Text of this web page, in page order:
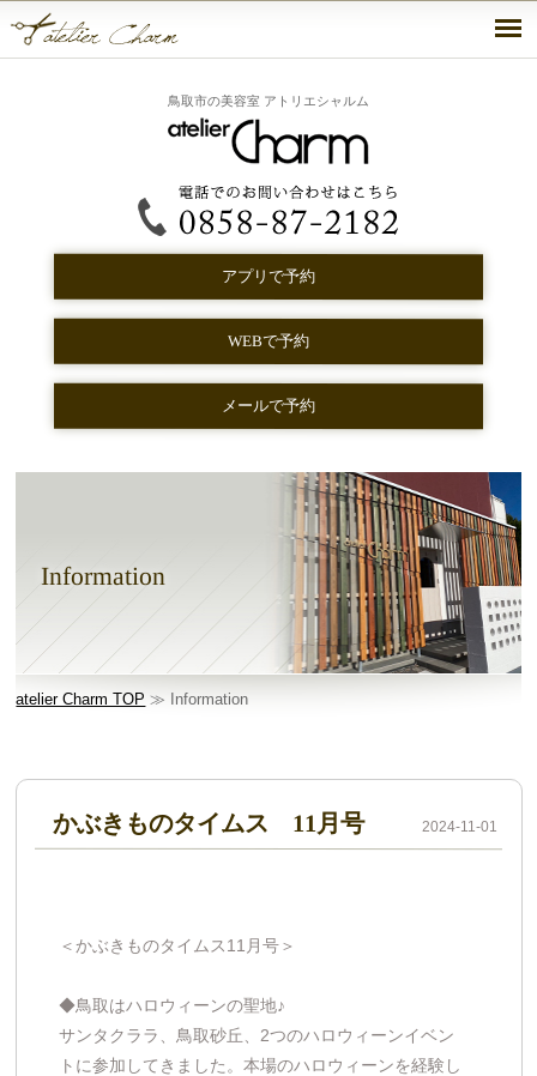
鳥取市の美容室 アトリエシャルム
アプリで予約
WEBで予約
メールで予約
Information
atelier Charm TOP ≫ Information
2024-11-01
かぶきものタイムス 11月号
＜かぶきものタイムス11月号＞
◆鳥取はハロウィーンの聖地♪
サンタクララ、鳥取砂丘、2つのハロウィーンイベン
トに参加してきました。本場のハロウィーンを経験し